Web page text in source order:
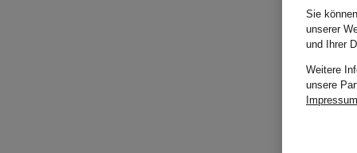
Sie
unserer
und Ihrer
Weitere
unsere
Impressum